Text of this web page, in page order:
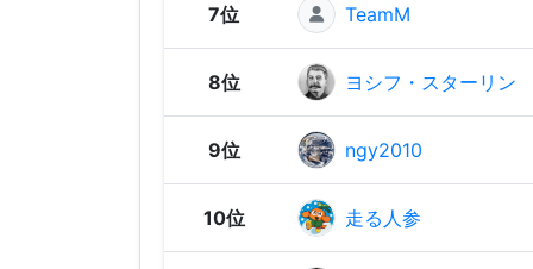
7位 TeamM
8位 ヨシフ・スターリン
9位 ngy2010
10位 走る人参